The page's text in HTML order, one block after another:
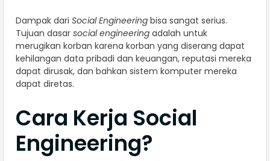
Dampak dari Social Engineering bisa sangat serius.
Tujuan dasar social engineering adalah untuk
merugikan korban karena korban yang diserang dapat
kehilangan data pribadi dan keuangan, reputasi mereka
dapat dirusak, dan bahkan sistem komputer mereka
dapat diretas.
Cara Kerja Social
Engineering?